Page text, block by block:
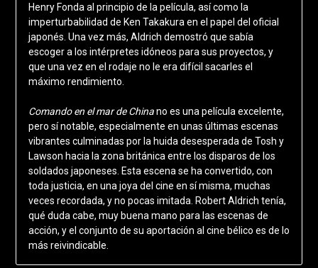
Henry Fonda al principio de la película, así como la
imperturbabilidad de Ken Takakura en el papel del oficial
japonés. Una vez más, Aldrich demostró que sabía
escoger a los intérpretes idóneos para sus proyectos, y
que una vez en el rodaje no le era difícil sacarles el
máximo rendimiento.
Comando en el mar de Chinano es una película excelente,
pero sí notable, especialmente en unas últimas escenas
vibrantes culminadas por la huida desesperada de Tosh y
Lawson hacia la zona británica entre los disparos de los
soldados japoneses. Esta escena se ha convertido, con
toda justicia, en una joya del cine en sí misma, muchas
veces recordada, y no pocas imitada. Robert Aldrich tenía,
qué duda cabe, muy buena mano para las escenas de
acción, y el conjunto de su aportación al cine bélico es de lo
más reivindicable.